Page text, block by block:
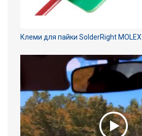
Клеми для пайки SolderRight MOLEX